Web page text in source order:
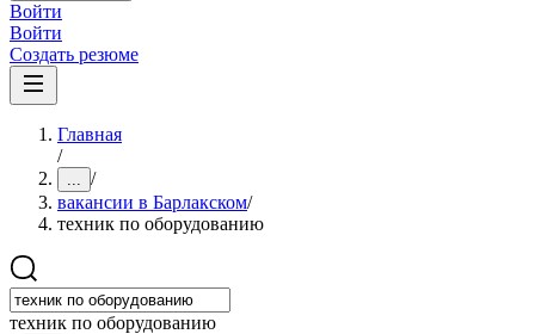
Войти
Войти
Создать резюме
Главная
/
... /
вакансии в Барлакском/
техник по оборудованию
техник по оборудованию